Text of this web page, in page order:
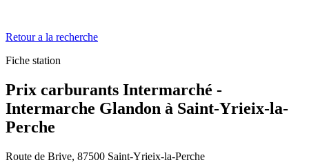
Retour a la recherche
Fiche station
Prix carburants Intermarché -
Intermarche Glandon à Saint-Yrieix-la-
Perche
Route de Brive, 87500 Saint-Yrieix-la-Perche